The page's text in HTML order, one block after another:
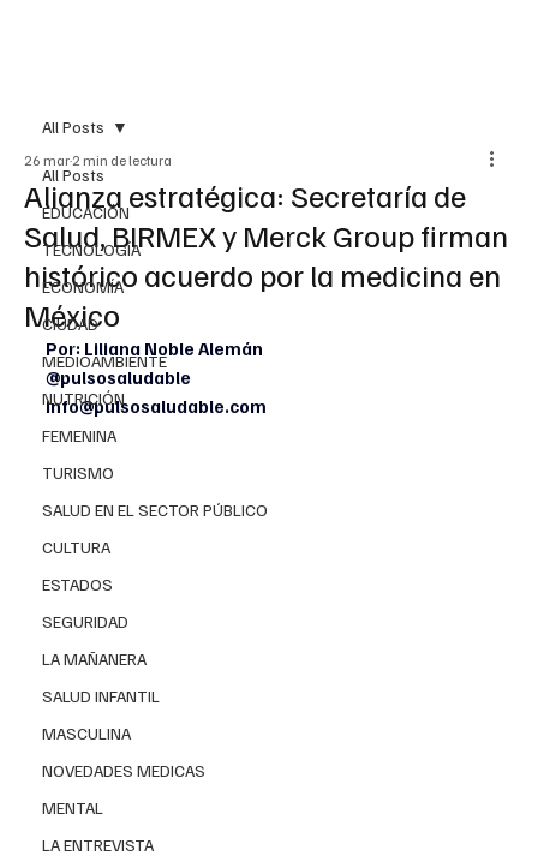
All Posts
EDUCACIÓN
TECNOLOGÍA
ECONOMÍA
CIUDAD
MEDIOAMBIENTE
NUTRICIÓN
FEMENINA
TURISMO
SALUD EN EL SECTOR PÚBLICO
CULTURA
ESTADOS
SEGURIDAD
LA MAÑANERA
SALUD INFANTIL
MASCULINA
NOVEDADES MEDICAS
MENTAL
LA ENTREVISTA
All Posts
Alianza estratégica: Secretaría de
Salud, BIRMEX y Merck Group firman
histórico acuerdo por la medicina en
México
26 mar 2 min de lectura
Por: Liliana Noble Alemán
@pulsosaludable
info@pulsosaludable.com